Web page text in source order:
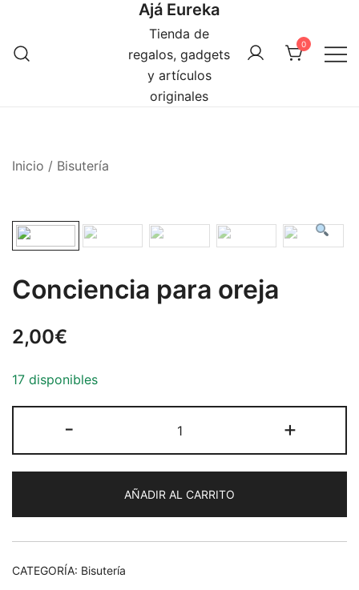
contenido
Ajá Eureka
Tienda de
regalos, gadgets
y artículos
originales
0
Inicio / Bisutería
Conciencia para oreja
2,00€
17 disponibles
-
para
oreja
+
AÑADIR AL CARRITO
CATEGORÍA: Bisutería